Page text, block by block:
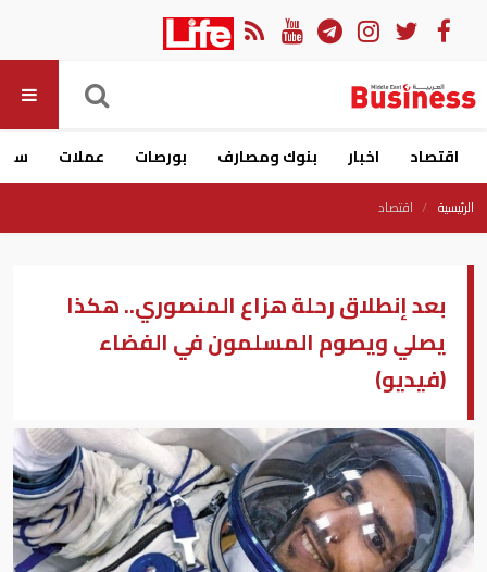
اقتصاد اخبار بنوك ومصارف بورصات عملات
الرئيسية اقتصاد
بعد إنطلاق رحلة هزاع المنصوري.. هكذا
يصلي ويصوم المسلمون في الفضاء
(فيديو)